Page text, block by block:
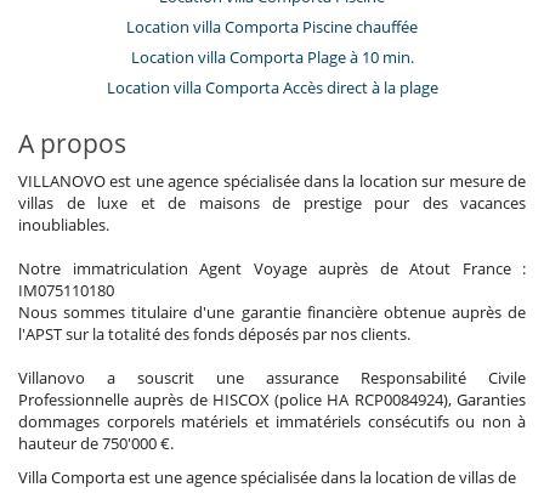
Location villa Comporta Piscine chauffée
Location villa Comporta Plage à 10 min.
Location villa Comporta Accès direct à la plage
A propos
VILLANOVO est une agence spécialisée dans la location sur mesure de
villas de luxe et de maisons de prestige pour des vacances
inoubliables.
Notre immatriculation Agent Voyage auprès de Atout France :
IM075110180
Nous sommes titulaire d'une garantie financière obtenue auprès de
l'APST sur la totalité des fonds déposés par nos clients.
Villanovo a souscrit une assurance Responsabilité Civile
Professionnelle auprès de HISCOX (police HA RCP0084924), Garanties
dommages corporels matériels et immatériels consécutifs ou non à
hauteur de 750'000 €.
Villa Comporta est une agence spécialisée dans la location de villas de